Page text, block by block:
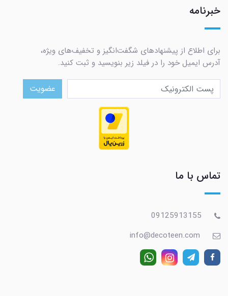
خبرنامه
برای اطلاع از پیشنهادهای شگفت‌انگیز و تخفیف‌های ویژه،
آدرس ایمیل خود را در فیلد زیر بنویسید و ثبت کنید.
عضویت
تماس با ما